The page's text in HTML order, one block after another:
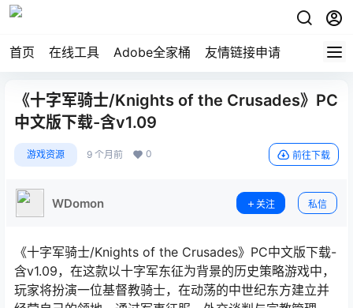
首页 在线工具 Adobe全家桶 友情链接申请
《十字军骑士/Knights of the Crusades》PC
中文版下载-含v1.09
游戏资源 9 个月前 0 前往下载
WDomon 关注 私信
《十字军骑士/Knights of the Crusades》PC中文版下载-
含v1.09，在这款以十字军东征为背景的历史策略游戏中，
玩家将扮演一位基督教骑士，在动荡的中世纪东方建立并